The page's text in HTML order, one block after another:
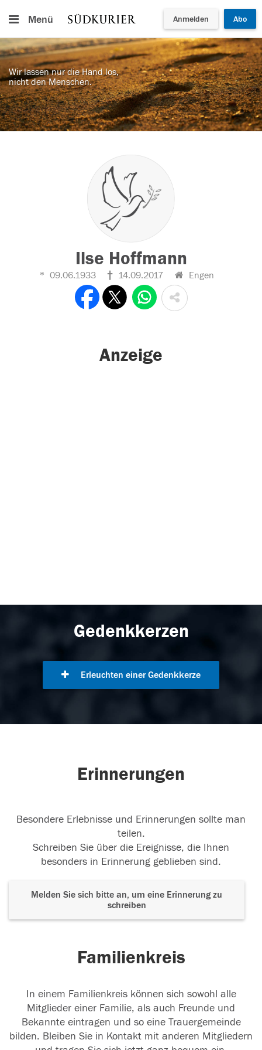
Menü Anmelden Abo
Wir lassen nur die Hand los,
nicht den Menschen.
Ilse Hoffmann
09.06.1933 14.09.2017 Engen
Anzeige
Gedenkkerzen
Erleuchten einer Gedenkkerze
Erinnerungen
Besondere Erlebnisse und Erinnerungen sollte man
teilen.
Schreiben Sie über die Ereignisse, die Ihnen
besonders in Erinnerung geblieben sind.
Melden Sie sich bitte an, um eine Erinnerung zu
schreiben
Familienkreis
In einem Familienkreis können sich sowohl alle
Mitglieder einer Familie, als auch Freunde und
Bekannte eintragen und so eine Trauergemeinde
bilden. Bleiben Sie in Kontakt mit anderen Mitgliedern